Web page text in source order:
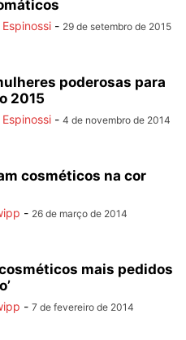
- 29 de setembro de 2015
poderosas para
2015
- 4 de novembro de 2014
cosméticos na cor
- 26 de março de 2014
mais pedidos
- 7 de fevereiro de 2014